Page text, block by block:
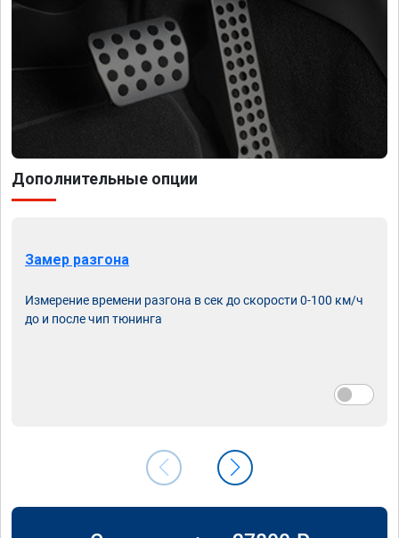
Дополнительные опции
Замер разгона
Измерение времени разгона в сек до скорости 0-100 км/ч
до и после чип тюнинга